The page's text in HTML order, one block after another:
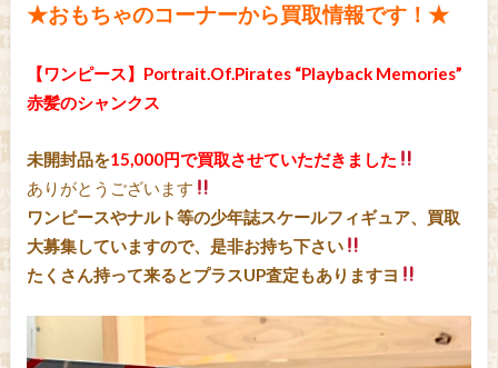
★おもちゃのコーナーから買取情報です！★
【ワンピース】Portrait.Of.Pirates “Playback Memories”
赤髪のシャンクス
未開封品を15,000円で買取させていただきました
ありがとうございます
ワンピースやナルト等の少年誌スケールフィギュア、買取
大募集していますので、是非お持ち下さい
たくさん持って来るとプラスUP査定もありますヨ